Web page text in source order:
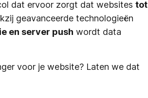
dat ervoor zorgt dat websites tot
geavanceerde technologieën
en server push wordt data
voor je website? Laten we dat